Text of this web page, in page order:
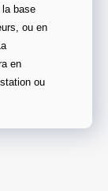
base
ou en
en
ou